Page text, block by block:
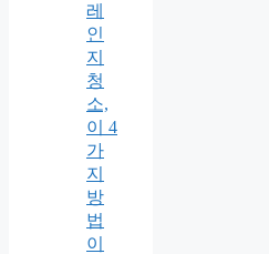
레
인
지
청
소,
이 4
가
지
방
법
이